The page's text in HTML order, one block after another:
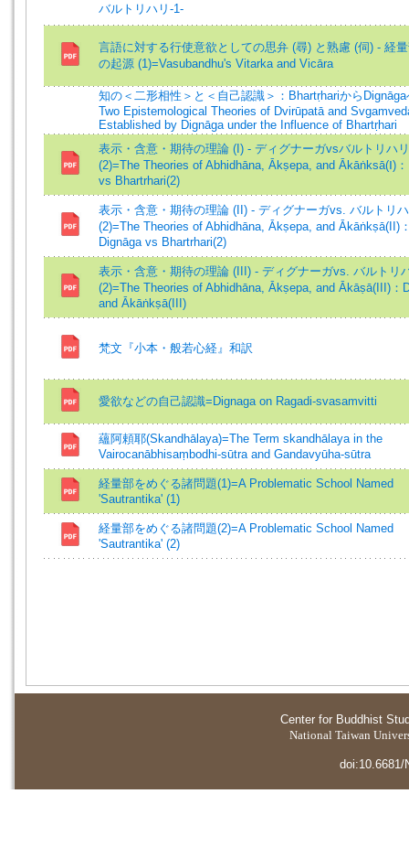
バルトリハリ-1-
言語に対する行使意欲としての思弁 (尋) と熟慮 (伺) - 経
の起源 (1)=Vasubandhu's Vitarka and Vicāra
知の＜二形相性＞と＜自己認識＞：Bhartṛhariから
Two Epistemological Theories of Dvirūpatā and
Established by Dignāga under the Influence of Bhartṛhari
表示・含意・期待の理論 (I) - ディグナーガvsバルトリハリ
(2)=The Theories of Abhidhāna, Ākṣepa, and Ākāṅksā(Ⅰ)
vs Bhartrhari(2)
表示・含意・期待の理論 (II) - ディグナーガvs. バルトリ
(2)=The Theories of Abhidhāna, Ākṣepa, and Ākāṅkṣā(II)
Dignāga vs Bhartrhari(2)
表示・含意・期待の理論 (III) - ディグナーガvs. バルトリ
(2)=The Theories of Abhidhāna, Ākṣepa, and Ākāṣā(III)：
and Ākāṅkṣā(III)
梵文『小本・般若心経』和訳
愛欲などの自己認識=Dignaga on Ragadi-svasamvitti
蘊阿頼耶(Skandhālaya)=The Term skandhālaya in the
Vairocanābhisaṃbodhi-sūtra and Gandavyūha-sūtra
経量部をめぐる諸問題(1)=A Problematic School Named
'Sautrantika' (1)
経量部をめぐる諸問題(2)=A Problematic School Named
'Sautrantika' (2)
Center for Buddhist
National Taiwan
doi:10.6681/